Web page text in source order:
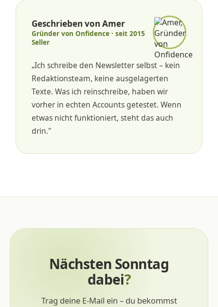
Geschrieben von Amer
Gründer von Onfidence · seit 2015
Seller
„Ich schreibe den Newsletter selbst – kein
Redaktionsteam, keine ausgelagerten
Texte. Was ich reinschreibe, haben wir
vorher in echten Accounts getestet. Wenn
etwas nicht funktioniert, steht das auch
drin."
Nächsten Sonntag
dabei?
Trag deine E-Mail ein – du bekommst